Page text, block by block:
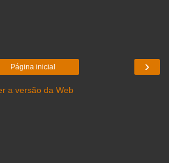
›
Página inicial
a versão da Web